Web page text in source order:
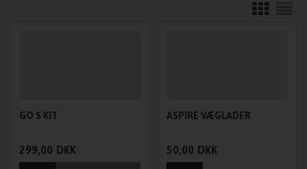
GO S KIT
299,00 DKK
ASPIRE VÆGLADER
50,00 DKK